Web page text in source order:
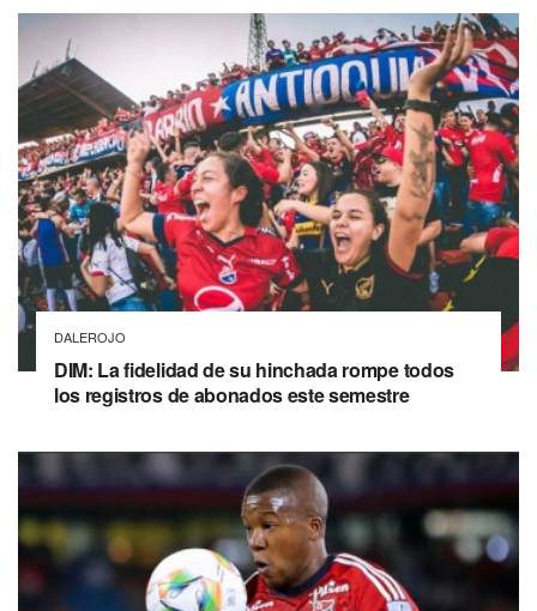
DALEROJO
DIM: La fidelidad de su hinchada rompe todos
los registros de abonados este semestre